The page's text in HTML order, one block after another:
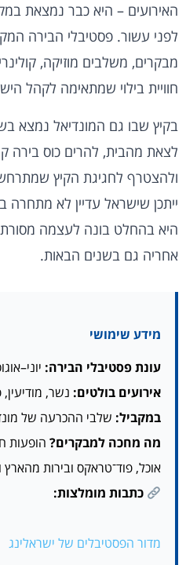
האירועים – היא כבר נמצאת
לפני עשור. פסטיבלי הבירה
מבקרים, משלבים מוזיקה,
חוויית בילוי שמתאימה לקהל
בקיץ שבו גם המונדיאל נמצא
לצאת מהבית, להרים כוס בירה
ולהצטרף לחגיגת הקיץ
ייתכן שישראל עדיין לא
היא בהחלט בונה לעצמה
אחריה גם בשנים הבאות.
מידע שימושי
עונת פסטיבלי הבירה: יוני–אוגוסט
אירועים בולטים: נשר,
במקביל: שלבי ההכרעה של מונדיאל
מה מחכה למבקרים? הופעות
אוכל, פוד־טראקס ובירות
כתבות מומלצות:
מדור הפסטיבלים של ישראלינג